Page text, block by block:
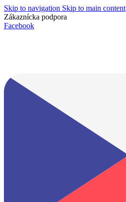
Skip to navigation Skip to main content
Zákaznícka podpora
Facebook